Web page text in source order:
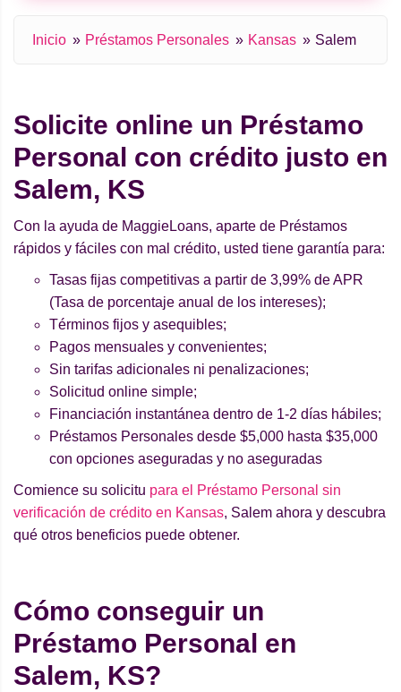
Inicio Préstamos Personales Kansas Salem
Solicite online un Préstamo
Personal con crédito justo en
Salem, KS
Con la ayuda de MaggieLoans, aparte de Préstamos
rápidos y fáciles con mal crédito, usted tiene garantía para:
Tasas fijas competitivas a partir de 3,99% de APR
(Tasa de porcentaje anual de los intereses);
Términos fijos y asequibles;
Pagos mensuales y convenientes;
Sin tarifas adicionales ni penalizaciones;
Solicitud online simple;
Financiación instantánea dentro de 1-2 días hábiles;
Préstamos Personales desde $5,000 hasta $35,000
con opciones aseguradas y no aseguradas
Comience su solicitu para el Préstamo Personal sin
verificación de crédito en Kansas, Salem ahora y descubra
qué otros beneficios puede obtener.
Cómo conseguir un
Préstamo Personal en
Salem, KS?